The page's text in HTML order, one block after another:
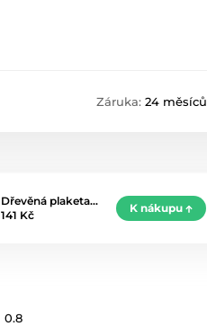
Záruka: 24 měsíců
Dřevěná plaketa…
141 Kč
K nákupu
0.8